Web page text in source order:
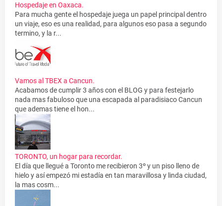
Hospedaje en Oaxaca.
Para mucha gente el hospedaje juega un papel principal dentro
un viaje, eso es una realidad, para algunos eso pasa a segundo
termino, y la r...
Vamos al TBEX a Cancun.
Acabamos de cumplir 3 años con el BLOG y para festejarlo
nada mas fabuloso que una escapada al paradisiaco Cancun
que ademas tiene el hon...
TORONTO, un hogar para recordar.
El día que llegué a Toronto me recibieron 3º y un piso lleno de
hielo y así empezó mi estadía en tan maravillosa y linda ciudad,
la mas cosm...